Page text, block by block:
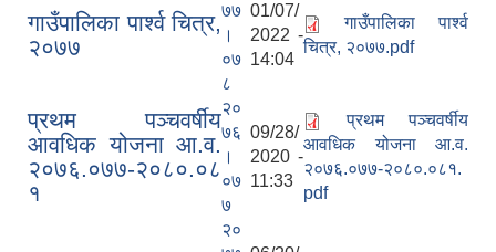
गाउँपालिका पार्श्व चित्र,
२०७७
७७
।
०७
८
01/07/
2022 -
14:04
गाउँपालिका पार्श्व
चित्र, २०७७.pdf
प्रथम पञ्चवर्षीय
आवधिक योजना आ.व.
२०७६.०७७-२०८०.०८
१
२०
७६
।
०७
७
09/28/
2020 -
11:33
प्रथम पञ्चवर्षीय
आवधिक योजना आ.व.
२०७६.०७७-२०८०.०८१.
pdf
२०